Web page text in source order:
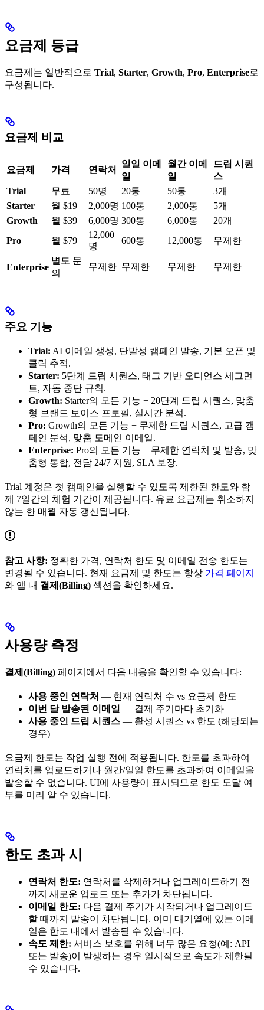
요금제 등급
요금제는 일반적으로 Trial, Starter, Growth, Pro, Enterprise로
구성됩니다.
요금제 비교
요금제 가격 연락처
일일 이메
일
월간 이메
일
드립 시퀀
스
Trial
무료 50명 20통 50통
3개
Starter
월 $19 2,000명 100통 2,000통
5개
Growth
월 $39 6,000명 300통 6,000통
20개
Pro
월 $79
12,000
명
600통 12,000통 무제한
Enterprise
별도 문
의
무제한 무제한 무제한 무제한
주요 기능
Trial: AI 이메일 생성, 단발성 캠페인 발송, 기본 오픈 및
클릭 추적.
Starter: 5단계 드립 시퀀스, 태그 기반 오디언스 세그먼
트, 자동 중단 규칙.
Growth: Starter의 모든 기능 + 20단계 드립 시퀀스, 맞춤
형 브랜드 보이스 프로필, 실시간 분석.
Pro: Growth의 모든 기능 + 무제한 드립 시퀀스, 고급 캠
페인 분석, 맞춤 도메인 이메일.
Enterprise: Pro의 모든 기능 + 무제한 연락처 및 발송, 맞
춤형 통합, 전담 24/7 지원, SLA 보장.
Trial 계정은 첫 캠페인을 실행할 수 있도록 제한된 한도와 함
께 7일간의 체험 기간이 제공됩니다. 유료 요금제는 취소하지
않는 한 매월 자동 갱신됩니다.
참고 사항: 정확한 가격, 연락처 한도 및 이메일 전송 한도는
변경될 수 있습니다. 현재 요금제 및 한도는 항상 가격 페이지
와 앱 내 결제(Billing) 섹션을 확인하세요.
사용량 측정
결제(Billing) 페이지에서 다음 내용을 확인할 수 있습니다:
사용 중인 연락처 — 현재 연락처 수 vs 요금제 한도
이번 달 발송된 이메일 — 결제 주기마다 초기화
사용 중인 드립 시퀀스 — 활성 시퀀스 vs 한도 (해당되는
경우)
요금제 한도는 작업 실행 전에 적용됩니다. 한도를 초과하여
연락처를 업로드하거나 월간/일일 한도를 초과하여 이메일을
발송할 수 없습니다. UI에 사용량이 표시되므로 한도 도달 여
부를 미리 알 수 있습니다.
한도 초과 시
연락처 한도: 연락처를 삭제하거나 업그레이드하기 전
까지 새로운 업로드 또는 추가가 차단됩니다.
이메일 한도: 다음 결제 주기가 시작되거나 업그레이드
할 때까지 발송이 차단됩니다. 이미 대기열에 있는 이메
일은 한도 내에서 발송될 수 있습니다.
속도 제한: 서비스 보호를 위해 너무 많은 요청(예: API
또는 발송)이 발생하는 경우 일시적으로 속도가 제한될
수 있습니다.